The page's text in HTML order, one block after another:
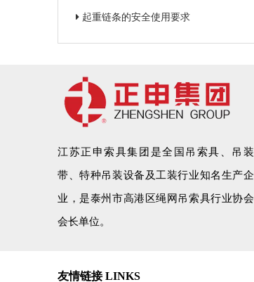
起重链条的安全使用要求
江苏正申索具集团是全国吊索具、吊装
带、特种吊装设备及工装行业知名生产企
业，是泰州市高港区绳网吊索具行业协会
会长单位。
友情链接 LINKS